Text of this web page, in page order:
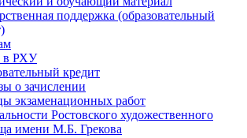
поддержка (образовательный
в РХУ
кредит
о зачислении
экзаменационных работ
Ростовского художественного
имени М.Б. Грекова